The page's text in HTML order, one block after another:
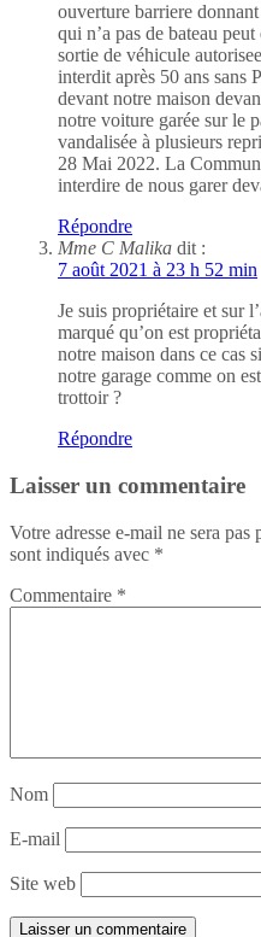
ouverture barriere
qui n’a pas de bateau
sortie de véhicule
interdit après 50 ans sans
devant notre maison
notre voiture garée sur le
vandalisée à plusieurs
28 Mai 2022. La
interdire de nous garer
Répondre
Mme C Malika dit :
7 août 2021 à 23 h 52 min
Je suis propriétaire et sur
marqué qu’on est
notre maison dans ce cas
notre garage comme on
trottoir ?
Répondre
Laisser un commentaire
Votre adresse e-mail ne sera pas
sont indiqués avec *
Commentaire *
Nom
E-mail
Site web